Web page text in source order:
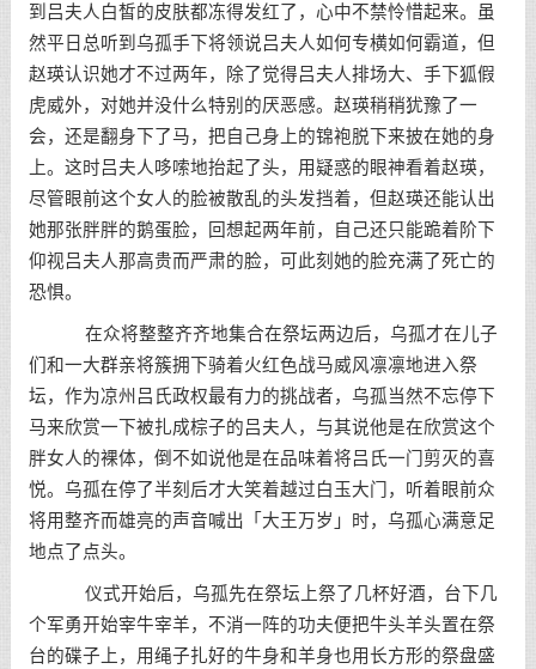
到吕夫人白皙的皮肤都冻得发红了，心中不禁怜惜起来。虽
然平日总听到乌孤手下将领说吕夫人如何专横如何霸道，但
赵瑛认识她才不过两年，除了觉得吕夫人排场大、手下狐假
虎威外，对她并没什么特别的厌恶感。赵瑛稍稍犹豫了一
会，还是翻身下了马，把自己身上的锦袍脱下来披在她的身
上。这时吕夫人哆嗦地抬起了头，用疑惑的眼神看着赵瑛，
尽管眼前这个女人的脸被散乱的头发挡着，但赵瑛还能认出
她那张胖胖的鹅蛋脸，回想起两年前，自己还只能跪着阶下
仰视吕夫人那高贵而严肃的脸，可此刻她的脸充满了死亡的
恐惧。
在众将整整齐齐地集合在祭坛两边后，乌孤才在儿子
们和一大群亲将簇拥下骑着火红色战马威风凛凛地进入祭
坛，作为凉州吕氏政权最有力的挑战者，乌孤当然不忘停下
马来欣赏一下被扎成棕子的吕夫人，与其说他是在欣赏这个
胖女人的裸体，倒不如说他是在品味着将吕氏一门剪灭的喜
悦。乌孤在停了半刻后才大笑着越过白玉大门，听着眼前众
将用整齐而雄亮的声音喊出「大王万岁」时，乌孤心满意足
地点了点头。
仪式开始后，乌孤先在祭坛上祭了几杯好酒，台下几
个军勇开始宰牛宰羊，不消一阵的功夫便把牛头羊头置在祭
台的碟子上，用绳子扎好的牛身和羊身也用长方形的祭盘盛